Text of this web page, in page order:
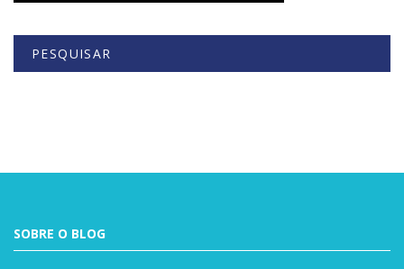
PESQUISAR
SOBRE O BLOG